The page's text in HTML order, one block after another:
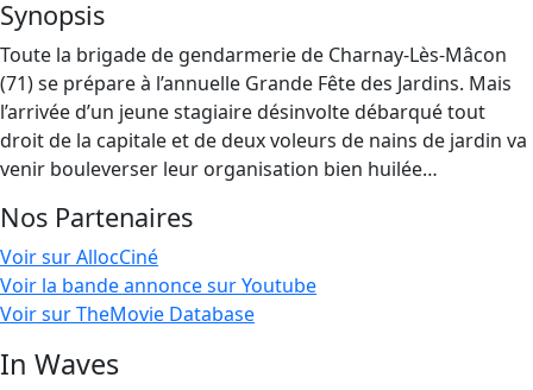
Synopsis
Toute la brigade de gendarmerie de Charnay-Lès-Mâcon
(71) se prépare à l’annuelle Grande Fête des Jardins. Mais
l’arrivée d’un jeune stagiaire désinvolte débarqué tout
droit de la capitale et de deux voleurs de nains de jardin va
venir bouleverser leur organisation bien huilée…
Nos Partenaires
Voir sur AllocCiné
Voir la bande annonce sur Youtube
Voir sur TheMovie Database
In Waves